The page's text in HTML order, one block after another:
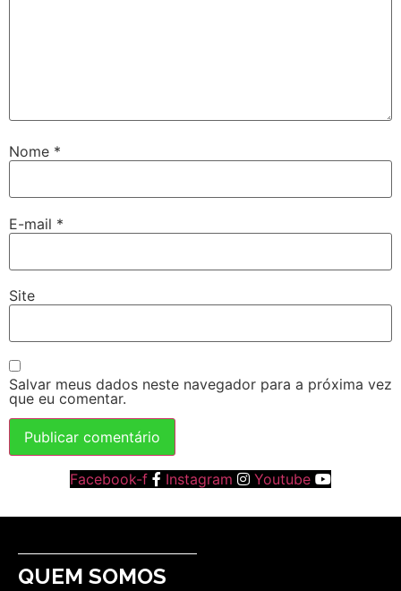
Nome *
E-mail *
Site
Salvar meus dados neste navegador para a próxima vez
que eu comentar.
Facebook-f Instagram Youtube
QUEM SOMOS